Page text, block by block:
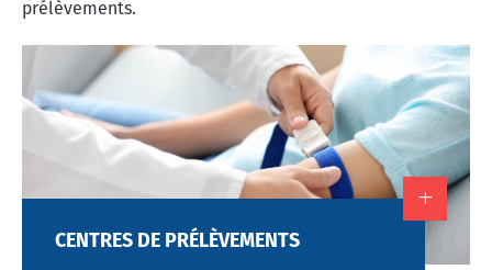
prélèvements.
CENTRES DE PRÉLÈVEMENTS